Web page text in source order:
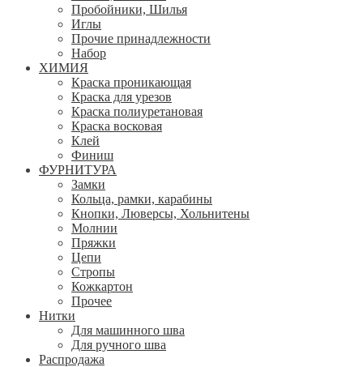
Пробойники, Шилья
Иглы
Прочие принадлежности
Набор
ХИМИЯ
Краска проникающая
Краска для урезов
Краска полиуретановая
Краска восковая
Клей
Финиш
ФУРНИТУРА
Замки
Кольца, рамки, карабины
Кнопки, Люверсы, Хольнитены
Молнии
Пряжки
Цепи
Стропы
Кожкартон
Прочее
Нитки
Для машинного шва
Для ручного шва
Распродажа